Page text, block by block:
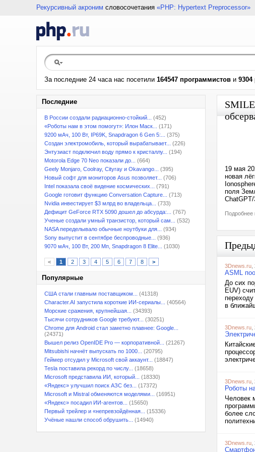
Рекурсивный акроним словосочетания «PHP: Hypertext Preprocessor»
За последние 24 часа нас посетили 164547 программистов и 9304
Последние
В России создали радиационно-стойкий...
(452)
«Роботы нам в этом помогут»: Илон Маск...
(171)
9200 мАч, 100 Вт, IP69K, Snapdragon 6 Gen 5:...
(375)
Создан электромобиль, который вырабатывает...
(226)
Энтузиаст подключил воду прямо к кристаллу...
(194)
Motorola Edge 70 Neo показали до...
(664)
Geely Monjaro, Coolray, Cityray и Okavango...
(395)
Новый софт для мониторов Asus позволяет...
(706)
Intel показала своё видение космических...
(791)
Google готовит функцию Conversation Capture...
(713)
Nvidia инвестирует $3 млрд во владельца...
(733)
Дефицит GeForce RTX 5090 дошел до абсурда:...
(767)
Ученые создали умный транзистор, который сам...
(532)
NASA переделывало обычные ноутбуки для...
(934)
Sony выпустит в сентябре беспроводные...
(936)
9070 мАч, 100 Вт, 200 Мп, Snapdragon 8 Elite...
(1030)
< 1 2 3 4 5 6 7 8 >
Популярные
США стали главным поставщиком...
(41318)
Character.AI запустила короткие ИИ-сериалы...
(40564)
Морские сражения, крупнейшая...
(34393)
Тысячи сотрудников Google требуют...
(30251)
Chrome для Android стал заметно плавнее: Google...
(24371)
Вышел релиз OpenIDE Pro — корпоративной...
(21267)
Mitsubishi начнёт выпускать по 1000...
(20795)
Геймер отсудил у Microsoft свой аккаунт...
(18847)
Tesla поставила рекорд по числу...
(18658)
Microsoft представила ИИ, который...
(18330)
«Яндекс» улучшил поиск АЗС без...
(17372)
Microsoft и Mistral обменяются моделями...
(16951)
«Яндекс» посадил ИИ-агентов...
(15650)
Первый трейлер и «непревзойдённая...
(15336)
Учёные нашли способ обрушить...
(14940)
19 мая
новая
поля
ChatGPT/
Подробнее
3Dnews.ru
ASML
До сих
EUV)
в
3Dnews.ru
3Dnews.ru
Роботы
Человек
более
3Dnews.ru